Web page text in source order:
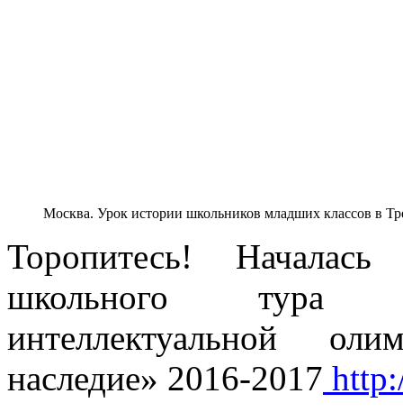
Москва. Урок истории школьников младших классов в
Торопитесь!
школьного тура
интеллектуальной
наследие» 2016-2017